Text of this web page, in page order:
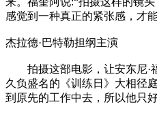
感觉到一种真正的紧张感，才
杰拉德·巴特勒担纲主演
拍摄这部电影，让安东尼·
久负盛名的《训练日》大相径
到原先的工作中去，所以他只